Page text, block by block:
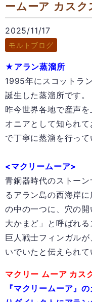
ームーア カスク
2025/11/17
モルトブログ
★アラン蒸溜所
1995年にスコットラ
誕生した蒸溜所です。
昨今世界各地で産声
オニアとし て知られ
で丁寧に蒸溜を行って
<マクリームーア>
青銅器時代のストー
るアラン島の西海岸に
の中の一つに、穴の
大かまど」 と呼ばれ
巨人戦士フィンガルが
いでいたと伝えられて
マクリー ムーア カス
『マクリームーア』